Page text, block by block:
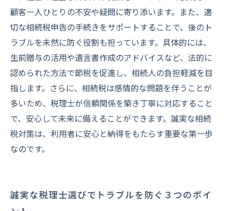
顧客一人ひとりの不安や疑問に寄り添います。また、適
切な相続税申告の手続きをサポートすることで、後のト
ラブルを未然に防ぐ役割も担っています。具体的には、
生前贈与の活用や遺言書作成のアドバイスなど、法的に
認められた方法で節税を促進し、相続人の負担軽減を目
指します。さらに、相続税は感情的な問題を伴うことが
多いため、税理士が信頼関係を築き丁寧に対応すること
で、安心して未来に備えることができます。誠実な相続
税対策は、利用者に安心と納得をもたらす重要な第一歩
なのです。
誠実な税理士選びでトラブルを防ぐ３つのポイ